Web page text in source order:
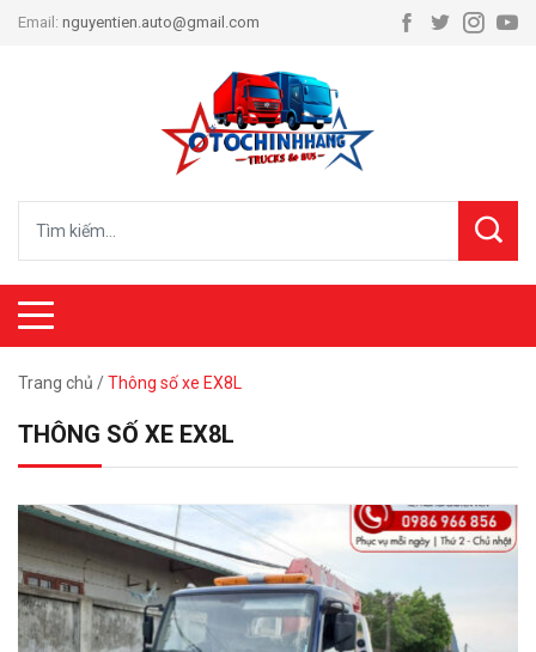
Email: nguyentien.auto@gmail.com
Trang chủ /Thông số xe EX8L
THÔNG SỐ XE EX8L